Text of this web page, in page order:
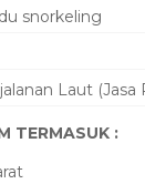
snorkeling
Laut (Jasa
TERMASUK :